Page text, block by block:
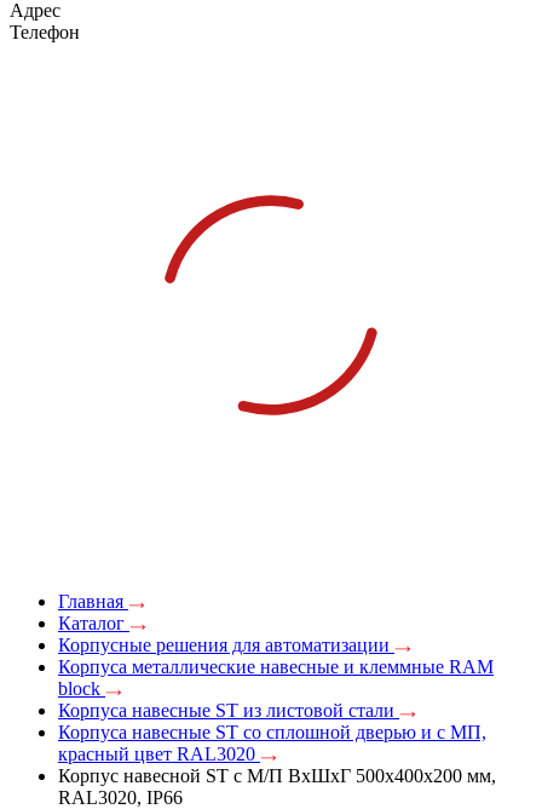
Адрес
Телефон
Главная
Каталог
Корпусные решения для автоматизации
Корпуса металлические навесные и клеммные RAM
block
Корпуса навесные ST из листовой стали
Корпуса навесные ST со сплошной дверью и с МП,
красный цвет RAL3020
Корпус навесной ST с М/П ВxШxГ 500x400x200 мм,
RAL3020, IP66